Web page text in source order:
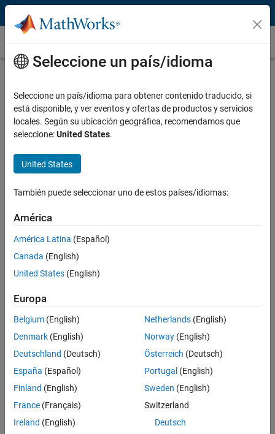
Saltar al contenido
Casos prácticos
Deep Learning para detección
automática de errores
“Tener la capacidad de probar, modificar, entrenar y volver a
probar el código en un corto periodo de tiempo resultó clave
para el éxito”.
Nicolas Castet, Airbus
Resultados principales
desplegar modelos de Deep Learning
Realizaron prototipado y pruebas interactivas en muy poco
tiempo
Tradujeron directamente el código de MATLAB a código CUDA
Vea
Ver diapositivas
Seleccione un país/idioma
Seleccione un país/idioma para obtener contenido traducido, si
está disponible, y ver eventos y ofertas de productos y servicios
locales. Según su ubicación geográfica, recomendamos que
seleccione:United States.
United States
También puede seleccionar uno de estos países/idiomas:
América
América Latina (Español)
Canada (English)
United States (English)
Europa
Belgium (English)
Denmark (English)
Deutschland (Deutsch)
España (Español)
Finland (English)
France (Français)
Ireland (English)
Netherlands(English)
Norway(English)
Österreich (Deutsch)
Portugal (English)
Sweden (English)
Switzerland
Deutsch